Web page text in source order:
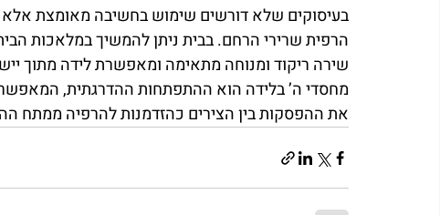
בעיסוקים שלא דורשים שימוש בחשיבה מאומצת
הרפית שרירי הרחם. בבית ניתן להמשיך במלאכות
שירה ריקוד ומנוחה מתאימה ומאפשרת לידה מתוך
מחסדי ה’ בלידה הוא ההתפתחות ההדרגתית,
את ההפסקות בין הצירים כהזדמנות להרפיה ממתח